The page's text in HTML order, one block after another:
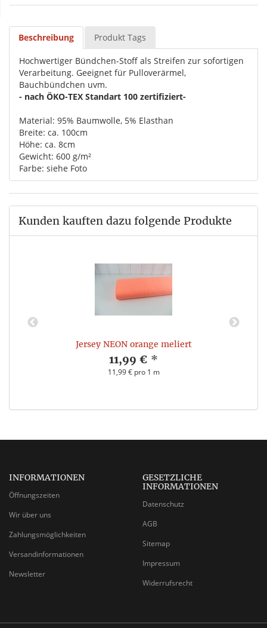
Beschreibung Produkt Tags
Hochwertiger Bündchen-Stoff als Streifen zur sofortigen
Verarbeitung. Geeignet für Pulloverärmel,
Bauchbündchen uvm.
- nach ÖKO-TEX Standart 100 zertifiziert-
Material: 95% Baumwolle, 5% Elasthan
Breite: ca. 100cm
Höhe: ca. 8cm
Gewicht: 600 g/m²
Farbe: siehe Foto
Kunden kauften dazu folgende Produkte
Jersey NEON orange meliert
11,99 € *
11,99 € pro 1 m
INFORMATIONEN
Öffnungszeiten
Wir über uns
Zahlungsmöglichkeiten
Versandinformationen
Newsletter
GESETZLICHE
INFORMATIONEN
Datenschutz
AGB
Sitemap
Impressum
Widerrufsrecht